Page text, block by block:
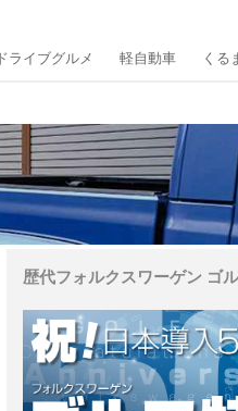
ドライブグルメ 軽自動車 くる
歴代フォルクスワーゲン ゴ